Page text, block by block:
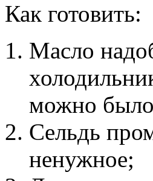
Как готовить:
Масло
можно было
Сельдь
ненужное;